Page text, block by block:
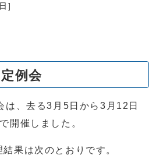
]
例会
は、去る3月5日から3月12日
開催しました。
果は次のとおりです。